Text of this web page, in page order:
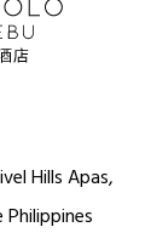
Hills Apas,